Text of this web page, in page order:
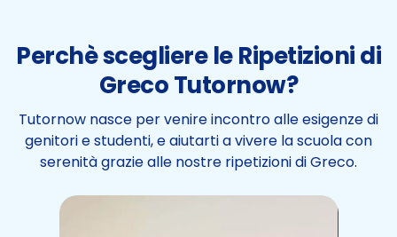
Perchè scegliere le Ripetizioni di
Greco Tutornow?
Tutornow nasce per venire incontro alle esigenze di
genitori e studenti, e aiutarti a vivere la scuola con
serenità grazie alle nostre ripetizioni di Greco.